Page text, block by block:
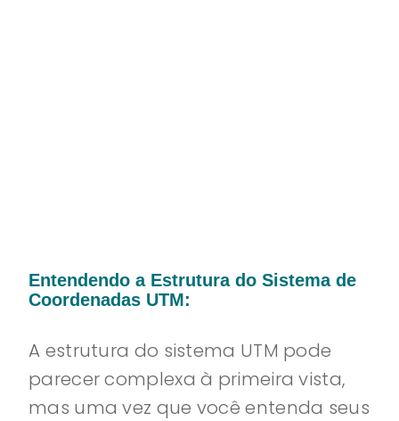
Entendendo a Estrutura do Sistema de
Coordenadas UTM:
A estrutura do sistema UTM pode
parecer complexa à primeira vista,
mas uma vez que você entenda seus